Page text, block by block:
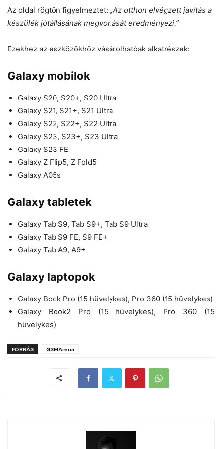
Az oldal rögtön figyelmeztet: „Az otthon elvégzett javítás a
készülék jótállásának megvonását eredményezi.”
Ezekhez az eszközökhöz vásárolhatóak alkatrészek:
Galaxy mobilok
Galaxy S20, S20+, S20 Ultra
Galaxy S21, S21+, S21 Ultra
Galaxy S22, S22+, S22 Ultra
Galaxy S23, S23+, S23 Ultra
Galaxy S23 FE
Galaxy Z Flip5, Z Fold5
Galaxy A05s
Galaxy tabletek
Galaxy Tab S9, Tab S9+, Tab S9 Ultra
Galaxy Tab S9 FE, S9 FE+
Galaxy Tab A9, A9+
Galaxy laptopok
Galaxy Book Pro (15 hüvelykes), Pro 360 (15 hüvelykes)
Galaxy Book2 Pro (15 hüvelykes), Pro 360 (15
hüvelykes)
FORRÁS GSMArena